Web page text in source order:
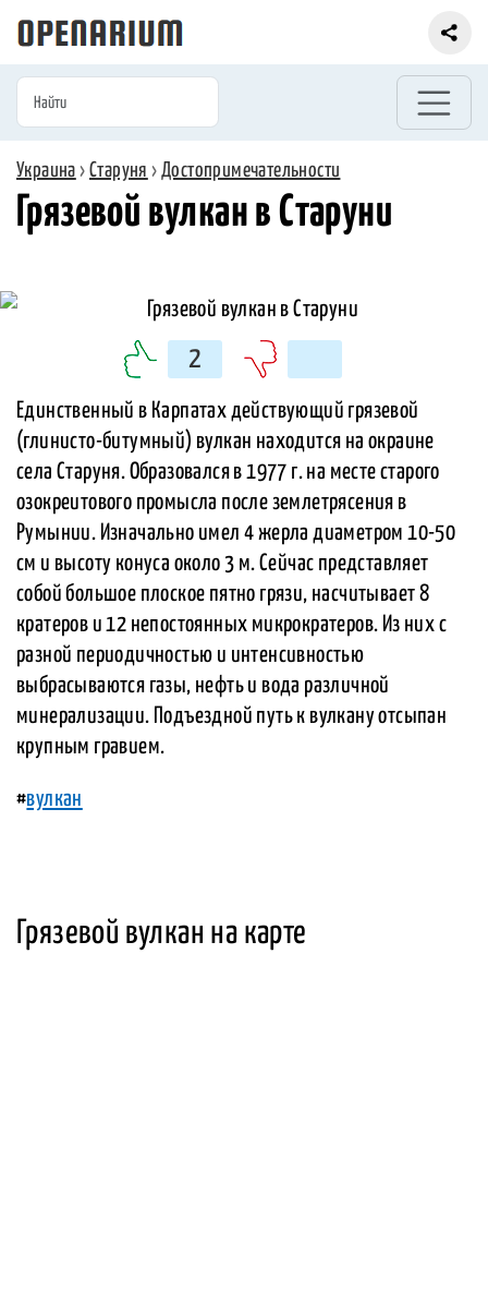
Украина ›Старуня ›Достопримечательности
Грязевой вулкан в Старуни
2
Единственный в Карпатах действующий грязевой
(глинисто-битумный) вулкан находится на окраине
села Старуня. Образовался в 1977 г. на месте старого
озокреитового промысла после землетрясения в
Румынии. Изначально имел 4 жерла диаметром 10-50
см и высоту конуса около 3 м. Сейчас представляет
собой большое плоское пятно грязи, насчитывает 8
кратеров и 12 непостоянных микрократеров. Из них с
разной периодичностью и интенсивностью
выбрасываются газы, нефть и вода различной
минерализации. Подъездной путь к вулкану отсыпан
крупным гравием.
#вулкан
Грязевой вулкан на карте